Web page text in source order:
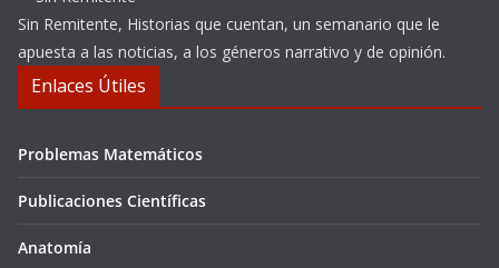
Sin Remitente, Historias que cuentan, un semanario que le
apuesta a las noticias, a los géneros narrativo y de opinión.
Enlaces Útiles
Problemas Matemáticos
Publicaciones Científicas
Anatomía